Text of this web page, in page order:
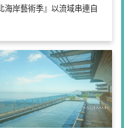
海岸藝術季』以流域串連自